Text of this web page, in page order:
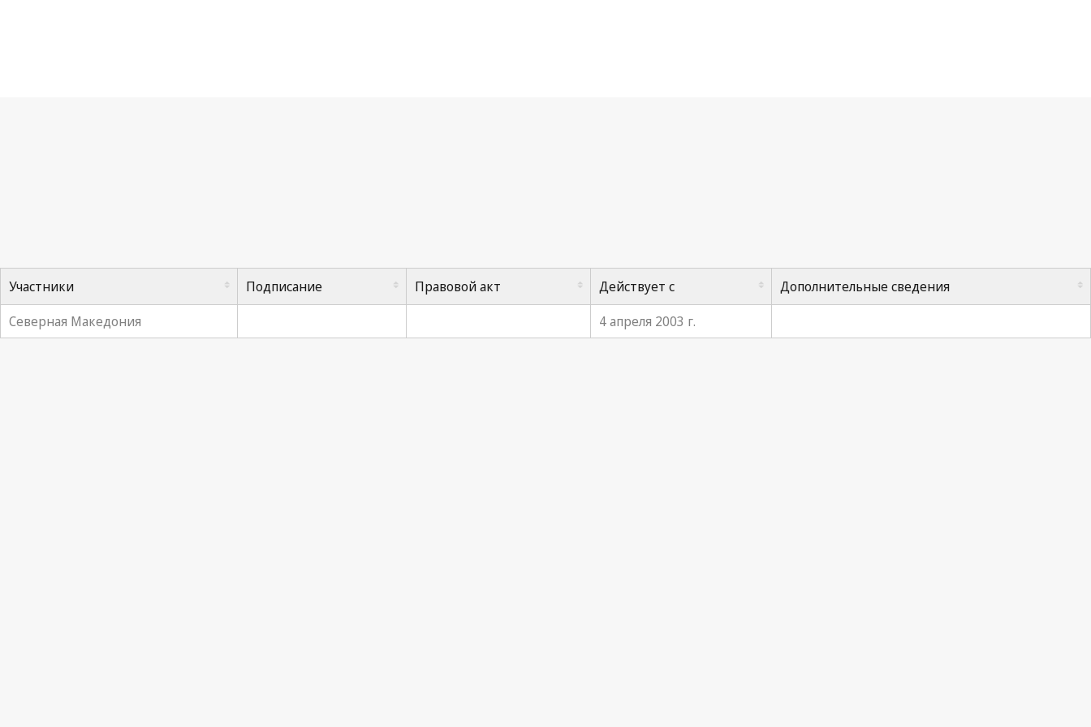
Участники Подписание Правовой акт Действует с
Дополнительные сведения
Северная Македония
4 апреля 2003 г.